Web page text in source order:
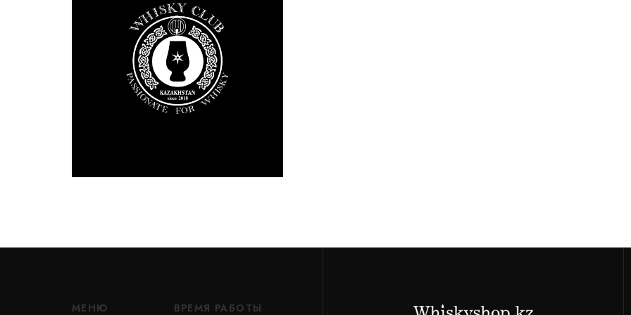
МЕНЮ ВРЕМЯ РАБОТЫ